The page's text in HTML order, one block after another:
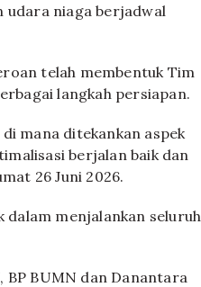
udara niaga berjadwal
telah membentuk Tim
langkah persiapan.
mana ditekankan aspek
berjalan baik dan
26 Juni 2026.
menjalankan seluruh
BUMN dan Danantara